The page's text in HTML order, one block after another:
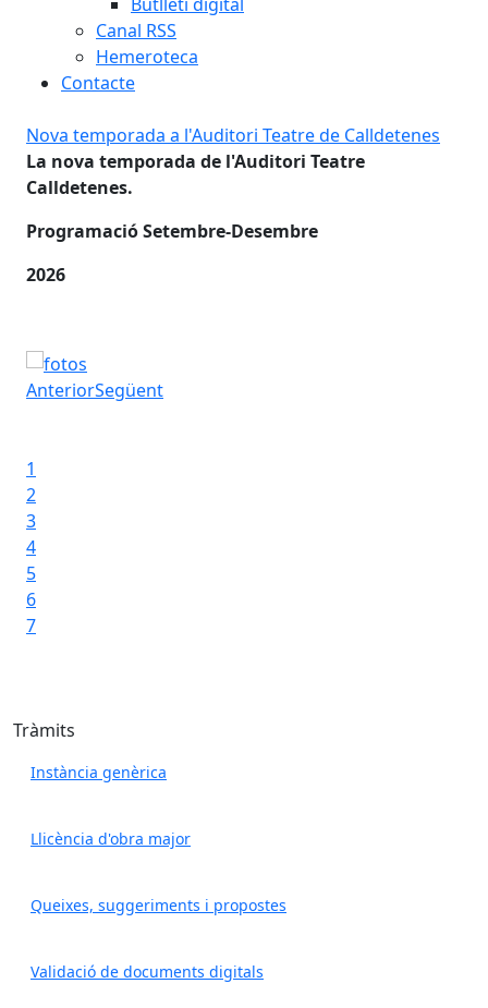
Canal RSS
Hemeroteca
Contacte
Nova temporada a l'Auditori Teatre de Calldetenes
La nova temporada de l'Auditori Teatre
Calldetenes.
Programació Setembre-Desembre
2026
Nova temporada a l'Auditori Teatre de Calldetenes
AnteriorSegüent
1
2
3
4
5
6
7
Tràmits
Instància genèrica
Llicència d'obra major
Queixes, suggeriments i propostes
Validació de documents digitals